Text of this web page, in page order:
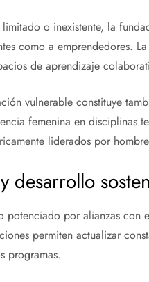
o inexistente, la
como a emprendedores.
de aprendizaje
vulnerable constituye
femenina en disciplinas
liderados por
desarrollo
por alianzas con
permiten actualizar
programas.